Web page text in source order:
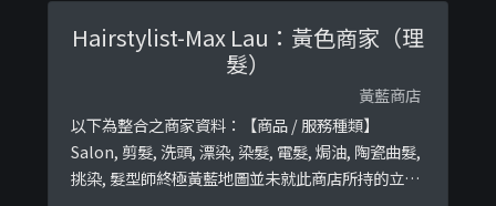
Hairstylist-Max Lau：黃色商家（理
髮）
黃藍商店
以下為整合之商家資料：【商品 / 服務種類】
Salon, 剪髮, 洗頭, 漂染, 染髮, 電髮, 焗油, 陶瓷曲髮,
挑染, 髮型師終極黃藍地圖並未就此商店所持的立場